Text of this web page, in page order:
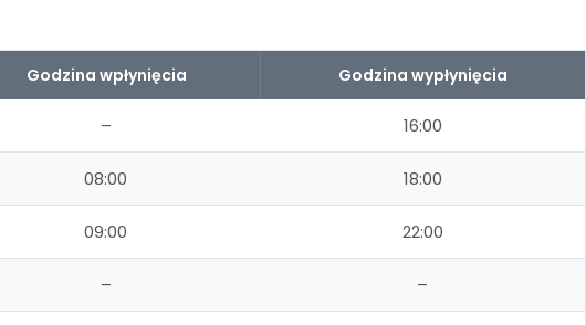
Godzina wpłynięcia Godzina wypłynięcia
– 16:00
08:00 18:00
09:00 22:00
– –